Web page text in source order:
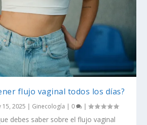
flujo vaginal todos los días?
15, 2025 | Ginecología | 0 |
debes saber sobre el flujo vaginal